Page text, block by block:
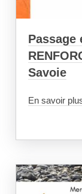
Passage
Savoie
En savoir